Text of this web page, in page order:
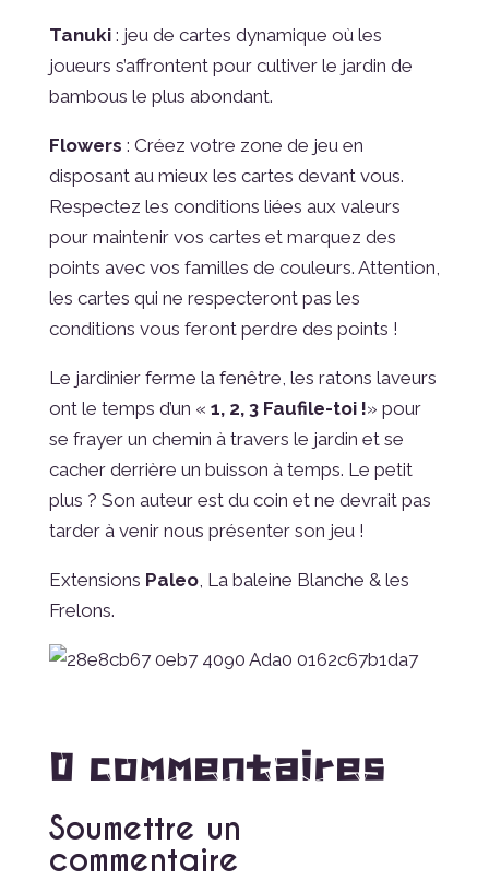
Tanuki : jeu de cartes dynamique où les
joueurs s’affrontent pour cultiver le jardin de
bambous le plus abondant.
Flowers : Créez votre zone de jeu en
disposant au mieux les cartes devant vous.
Respectez les conditions liées aux valeurs
pour maintenir vos cartes et marquez des
points avec vos familles de couleurs. Attention,
les cartes qui ne respecteront pas les
conditions vous feront perdre des points !
Le jardinier ferme la fenêtre, les ratons laveurs
ont le temps d’un « 1, 2, 3 Faufile-toi !» pour
se frayer un chemin à travers le jardin et se
cacher derrière un buisson à temps. Le petit
plus ? Son auteur est du coin et ne devrait pas
tarder à venir nous présenter son jeu !
Extensions Paleo, La baleine Blanche & les
Frelons.
0 commentaires
Soumettre un
commentaire